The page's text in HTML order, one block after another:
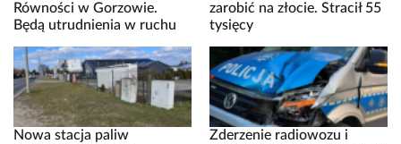
Równości w Gorzowie.
Będą utrudnienia w ruchu
zarobić na złocie. Stracił 55
tysięcy
Nowa stacja paliw
Zderzenie radiowozu i